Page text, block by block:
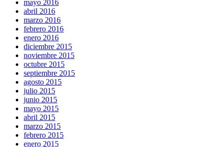
mayo 2016
abril 2016
marzo 2016
febrero 2016
enero 2016
diciembre 2015
noviembre 2015
octubre 2015
septiembre 2015
agosto 2015
julio 2015
junio 2015
mayo 2015
abril 2015
marzo 2015
febrero 2015
enero 2015